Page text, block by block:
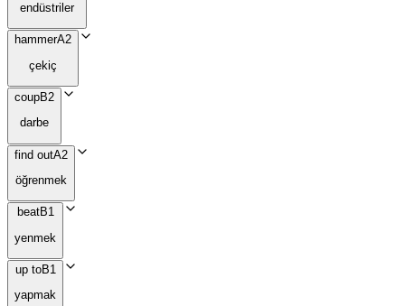
endüstriler
hammerA2
çekiç
coupB2
darbe
find outA2
öğrenmek
beatB1
yenmek
up toB1
yapmak